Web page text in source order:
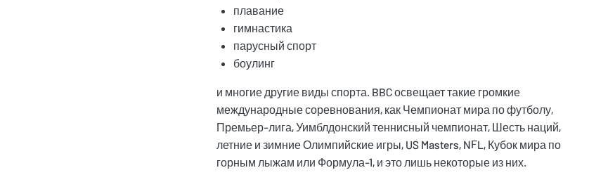
плавание
гимнастика
парусный спорт
боулинг
и многие другие виды спорта. BBC освещает такие громкие
международные соревнования, как Чемпионат мира по футболу,
Премьер-лига, Уимблдонский теннисный чемпионат, Шесть наций,
летние и зимние Олимпийские игры, US Masters, NFL, Кубок мира по
горным лыжам или Формула-1, и это лишь некоторые из них.